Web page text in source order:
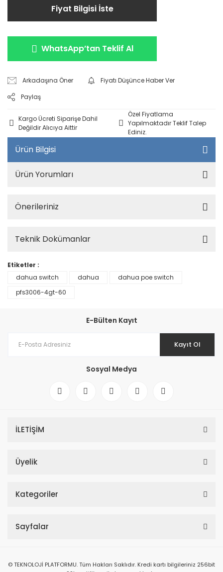
Fiyat Bilgisi İste
WhatsApp’tan Teklif Al
Arkadaşına Öner
Fiyatı Düşünce Haber Ver
Paylaş
Kargo Ücreti Siparişe Dahil
Değildir Alıcıya Aittir
Özel Fiyatlama
Yapılmaktadır Teklif Talep
Ediniz.
Ürün Bilgisi
Ürün Yorumları
Önerileriniz
Teknik Dokümanlar
Etiketler :
dahua switch
dahua
dahua poe switch
pfs3006-4gt-60
E-Bülten Kayıt
Kayıt Ol
Sosyal Medya
İLETİŞİM
Üyelik
Kategoriler
Sayfalar
© TEKNOLOJİ PLATFORMU. Tüm Hakları Saklıdır. Kredi kartı bilgileriniz 256bit